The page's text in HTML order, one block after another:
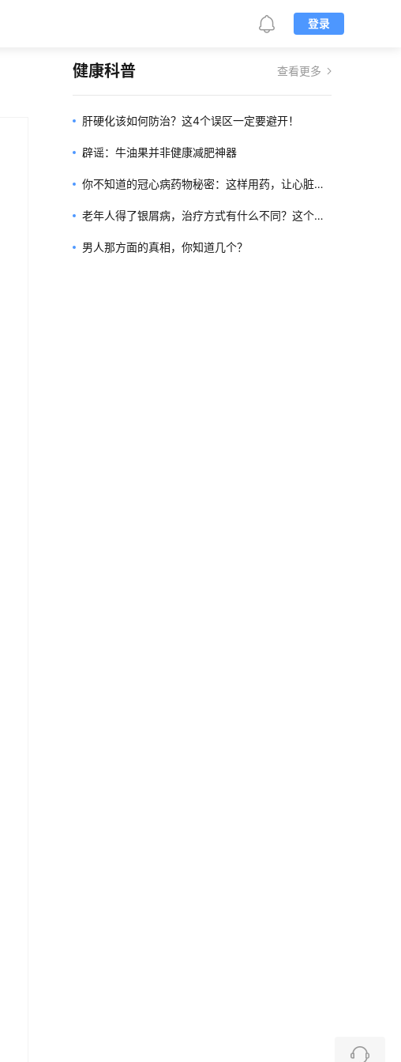
登录
健康科普 查看更多
肝硬化该如何防治？这4个误区一定要避开！
辟谣：牛油果并非健康减肥神器
你不知道的冠心病药物秘密：这样用药，让心脏更
健康！
老年人得了银屑病，治疗方式有什么不同？这个方
面要多加注意
男人那方面的真相，你知道几个？